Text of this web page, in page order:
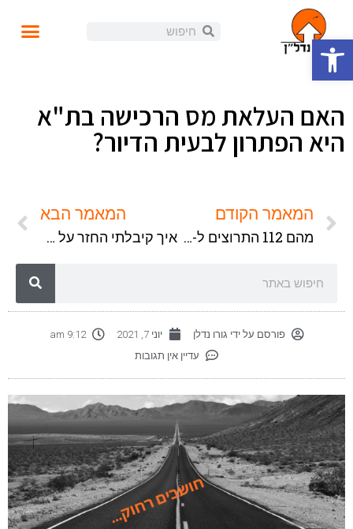
האם העלאת מס הרכישה בת"א
היא הפתרון לבעית הדיור?
המאמר הקודם
מהם 112 התרוצים ל-למה לא להשקיע בנדל"ן?
המאמר הבא
איך קיבלתי החזר על מס הרכישה לכל הנכסים שרכשתי בשנים האחרונות?
פורסם על ידי גורו נדלן יוני 7, 2021
9:12 am
עדיין אין תגובות
פתח סרגל נגישות